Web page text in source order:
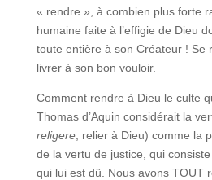
« rendre », à combien plus forte
humaine faite à l’effigie de Dieu
toute entière à son Créateur ! Se
livrer à son bon vouloir.
Comment rendre à Dieu le culte
Thomas d’Aquin considérait la
religere, relier à Dieu) comme la
de la vertu de justice, qui
qui lui est dû. Nous avons TOUT